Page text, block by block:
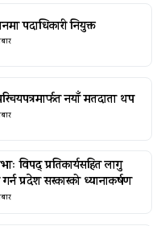
पदाधिकारी नियुक्त
परिचयपत्रमार्फत नयाँ मतदाता थप
विपद् प्रतिकार्यसहित लागु
प्रदेश सरकारको ध्यानाकर्षण